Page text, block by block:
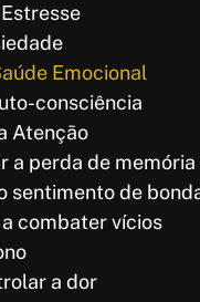
Emocional
consciência
Atenção
a perda de
sentimento de
combater vícios
a dor